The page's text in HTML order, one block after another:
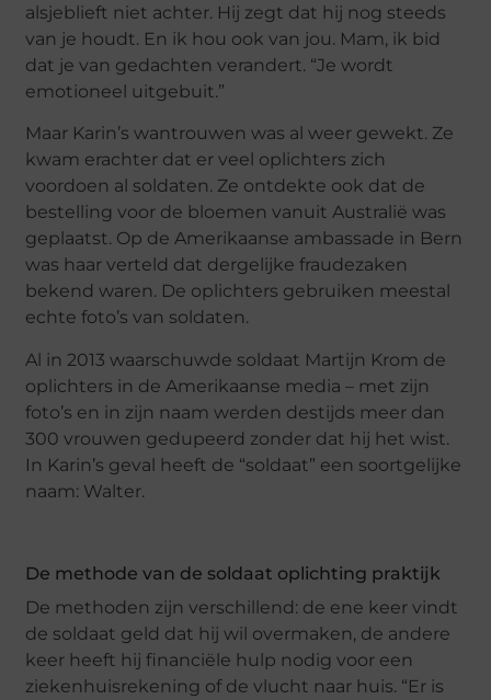
alsjeblieft niet achter. Hij zegt dat hij nog steeds
van je houdt. En ik hou ook van jou. Mam, ik bid
dat je van gedachten verandert. “Je wordt
emotioneel uitgebuit.”
Maar Karin’s wantrouwen was al weer gewekt. Ze
kwam erachter dat er veel oplichters zich
voordoen al soldaten. Ze ontdekte ook dat de
bestelling voor de bloemen vanuit Australië was
geplaatst. Op de Amerikaanse ambassade in Bern
was haar verteld dat dergelijke fraudezaken
bekend waren. De oplichters gebruiken meestal
echte foto’s van soldaten.
Al in 2013 waarschuwde soldaat Martijn Krom de
oplichters in de Amerikaanse media – met zijn
foto’s en in zijn naam werden destijds meer dan
300 vrouwen gedupeerd zonder dat hij het wist.
In Karin’s geval heeft de “soldaat” een soortgelijke
naam: Walter.
De methode van de soldaat oplichting praktijk
De methoden zijn verschillend: de ene keer vindt
de soldaat geld dat hij wil overmaken, de andere
keer heeft hij financiële hulp nodig voor een
ziekenhuisrekening of de vlucht naar huis. “Er is